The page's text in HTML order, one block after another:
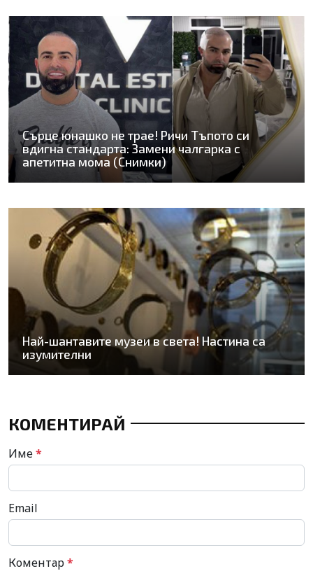
Сърце юнашко не трае! Ричи Тъпото си
вдигна стандарта: Замени чалгарка с
апетитна мома (Снимки)
Най-шантавите музеи в света! Настина са
изумителни
КОМЕНТИРАЙ
Име*
Email
Коментар*